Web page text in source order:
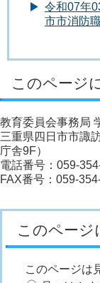
令和07年
市市消防
このページ
教育委員会事務局
三重県四日市市諏
庁舎9F）
電話番号：059-
FAX番号：059-
このページ
このページは